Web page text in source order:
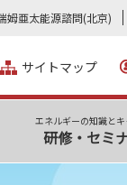
姆亜太能源諮問(北京)
サイトマップ
エネルギーの知識と
研修・セミ